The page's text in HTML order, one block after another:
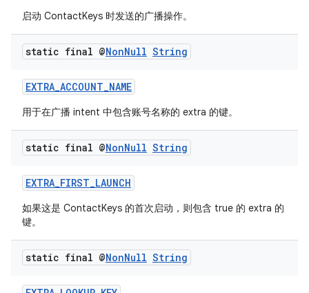
启动 ContactKeys 时发送的广播操作。
static final @NonNull String
EXTRA_ACCOUNT_NAME
用于在广播 intent 中包含账号名称的 extra 的键。
static final @NonNull String
EXTRA_FIRST_LAUNCH
如果这是 ContactKeys 的首次启动，则包含 true 的 extra 的
键。
static final @NonNull String